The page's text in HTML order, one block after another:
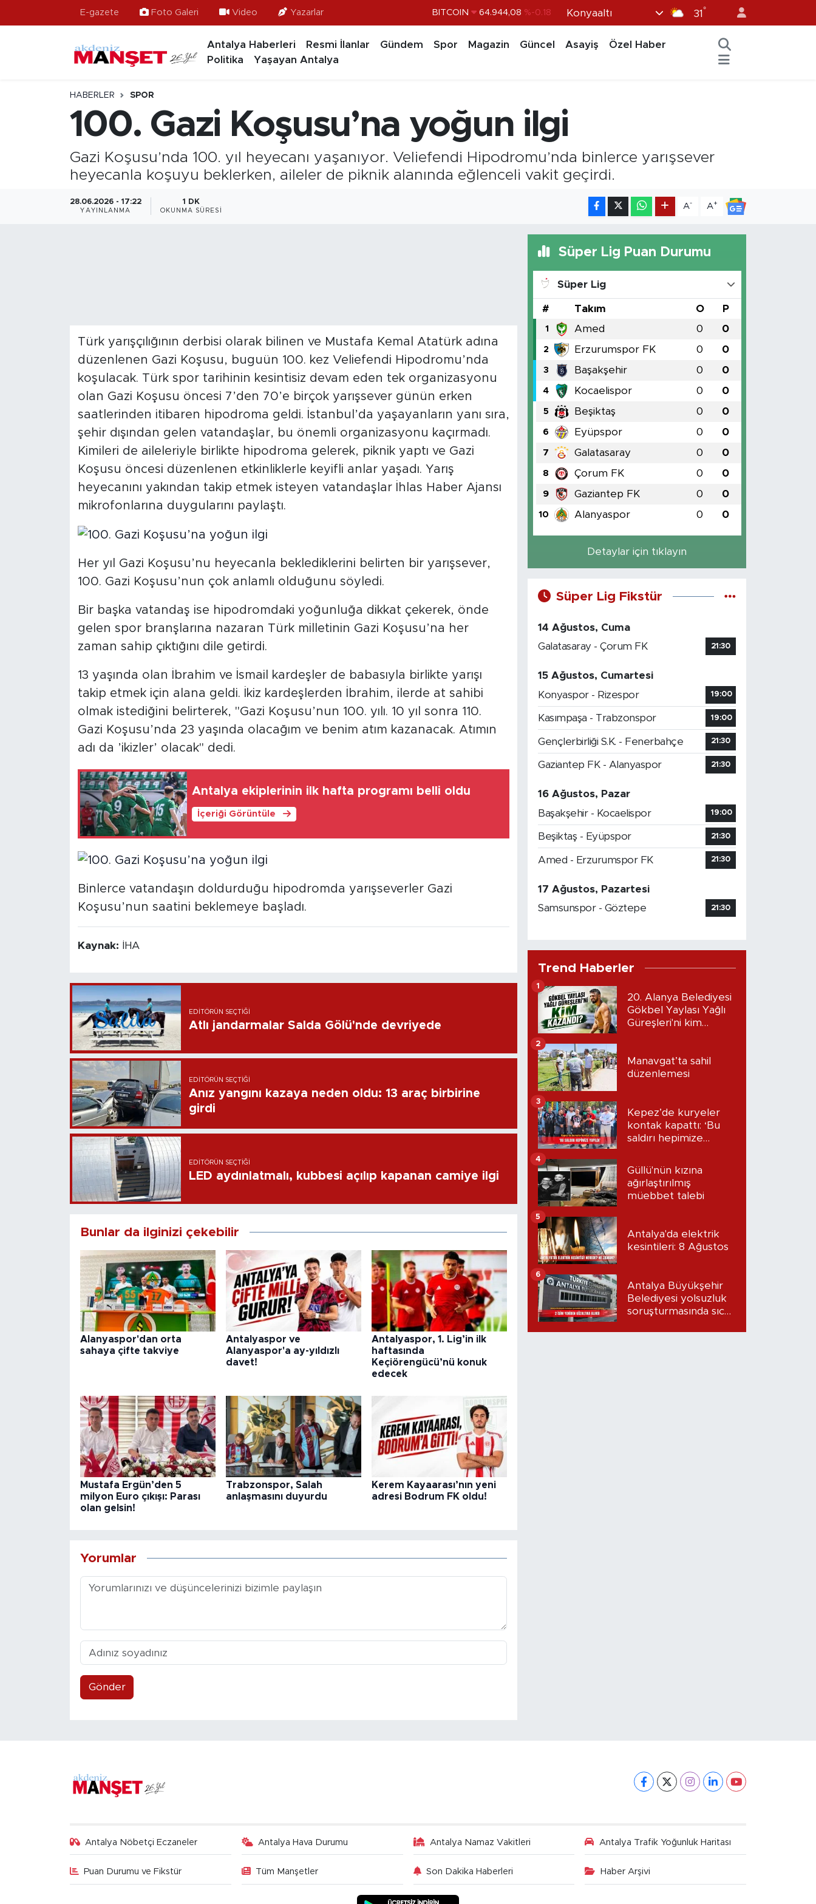
E-gazete Foto Galeri Video Yazarlar BITCOIN 64.944,08 %-0.18
BİST100 13.779 %-14
Konyaaltı 31 °
Antalya Haberleri Resmi İlanlar Gündem Spor Magazin Güncel Asayiş
Özel Haber
Politika
Yaşayan Antalya
HABERLER SPOR
100. Gazi Koşusu’na yoğun ilgi
Gazi Koşusu’nda 100. yıl heyecanı yaşanıyor. Veliefendi Hipodromu’nda binlerce yarışsever
heyecanla koşuyu beklerken, aileler de piknik alanında eğlenceli vakit geçirdi.
28.06.2026 - 17:22
YAYINLANMA
1 DK
OKUNMA SÜRESI
A- A+
Türk yarışçılığının derbisi olarak bilinen ve Mustafa Kemal Atatürk adına
düzenlenen Gazi Koşusu, buguün 100. kez Veliefendi Hipodromu’nda
koşulacak. Türk spor tarihinin kesintisiz devam eden tek organizasyonu
olan Gazi Koşusu öncesi 7’den 70’e birçok yarışsever günün erken
saatlerinden itibaren hipodroma geldi. İstanbul’da yaşayanların yanı sıra,
şehir dışından gelen vatandaşlar, bu önemli organizasyonu kaçırmadı.
Kimileri de aileleriyle birlikte hipodroma gelerek, piknik yaptı ve Gazi
Koşusu öncesi düzenlenen etkinliklerle keyifli anlar yaşadı. Yarış
heyecanını yakından takip etmek isteyen vatandaşlar İhlas Haber Ajansı
mikrofonlarına duygularını paylaştı.
Her yıl Gazi Koşusu’nu heyecanla beklediklerini belirten bir yarışsever,
100. Gazi Koşusu’nun çok anlamlı olduğunu söyledi.
Bir başka vatandaş ise hipodromdaki yoğunluğa dikkat çekerek, önde
gelen spor branşlarına nazaran Türk milletinin Gazi Koşusu’na her
zaman sahip çıktığını dile getirdi.
13 yaşında olan İbrahim ve İsmail kardeşler de babasıyla birlikte yarışı
takip etmek için alana geldi. İkiz kardeşlerden İbrahim, ilerde at sahibi
olmak istediğini belirterek, "Gazi Koşusu’nun 100. yılı. 10 yıl sonra 110.
Gazi Koşusu’nda 23 yaşında olacağım ve benim atım kazanacak. Atımın
adı da ’ikizler’ olacak" dedi.
Antalya ekiplerinin ilk hafta programı belli oldu
İçeriği Görüntüle
Binlerce vatandaşın doldurduğu hipodromda yarışseverler Gazi
Koşusu’nun saatini beklemeye başladı.
Kaynak: İHA
EDITÖRÜN SEÇTIĞI
Atlı jandarmalar Salda Gölü'nde devriyede
EDITÖRÜN SEÇTIĞI
Anız yangını kazaya neden oldu: 13 araç birbirine
girdi
EDITÖRÜN SEÇTIĞI
LED aydınlatmalı, kubbesi açılıp kapanan camiye ilgi
Bunlar da ilginizi çekebilir
Alanyaspor'dan orta
sahaya çifte takviye
Antalyaspor ve
Alanyaspor'a ay-yıldızlı
davet!
Antalyaspor, 1. Lig’in ilk
haftasında
Keçiörengücü’nü konuk
edecek
Mustafa Ergün’den 5
milyon Euro çıkışı: Parası
olan gelsin!
Trabzonspor, Salah
anlaşmasını duyurdu
Kerem Kayaarası’nın yeni
adresi Bodrum FK oldu!
Yorumlar
Gönder
Süper Lig Puan Durumu
Süper Lig
# Takım O P
1 Amed 0 0
2 Erzurumspor FK 0 0
3 Başakşehir 0 0
4 Kocaelispor 0 0
5 Beşiktaş 0 0
6 Eyüpspor 0 0
7 Galatasaray 0 0
8 Çorum FK 0 0
9 Gaziantep FK 0 0
10 Alanyaspor 0 0
Detaylar için tıklayın
Süper Lig Fikstür
14 Ağustos, Cuma
Galatasaray - Çorum FK
21:30
15 Ağustos, Cumartesi
Konyaspor - Rizespor
19:00
Kasımpaşa - Trabzonspor 19:00
Gençlerbirliği S.K. - Fenerbahçe 21:30
Gaziantep FK - Alanyaspor 21:30
16 Ağustos, Pazar
Başakşehir - Kocaelispor
19:00
Beşiktaş - Eyüpspor 21:30
Amed - Erzurumspor FK 21:30
17 Ağustos, Pazartesi
Samsunspor - Göztepe
21:30
Trend Haberler
20. Alanya Belediyesi
Gökbel Yaylası Yağlı
Güreşleri'ni kim
1
Manavgat’ta sahil
düzenlemesi
2
Kepez’de kuryeler
kontak kapattı: ‘Bu
saldırı hepimize
3
Güllü'nün kızına
ağırlaştırılmış
müebbet talebi
4
Antalya'da elektrik
kesintileri: 8 Ağustos
5
Antalya Büyükşehir
Belediyesi yolsuzluk
soruşturmasında sıcak
6
Antalya Nöbetçi Eczaneler Antalya Hava Durumu Antalya Namaz Vakitleri Antalya Trafik Yoğunluk Haritası
Puan Durumu ve Fikstür Tüm Manşetler Son Dakika Haberleri Haber Arşivi
Ekonomi
Gündem
Resmi İlanlar
Antalya Nöbetçi Eczaneler
Antalya Namaz Vakitleri
Antalya Trafik Yoğunluk Haritası
Süper Lig Puan Durumu ve Fikstür
Tüm Manşetler